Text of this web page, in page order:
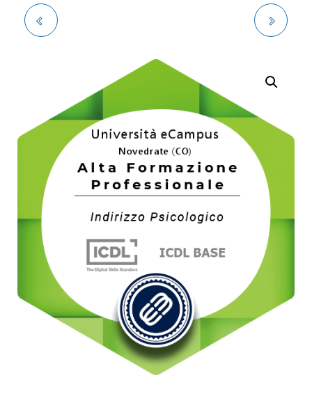
INDIRIZZO
PEDAGOGICO
INFORMATICA EIPASS
DIDATTICA DIGITALE
INTEGRATA